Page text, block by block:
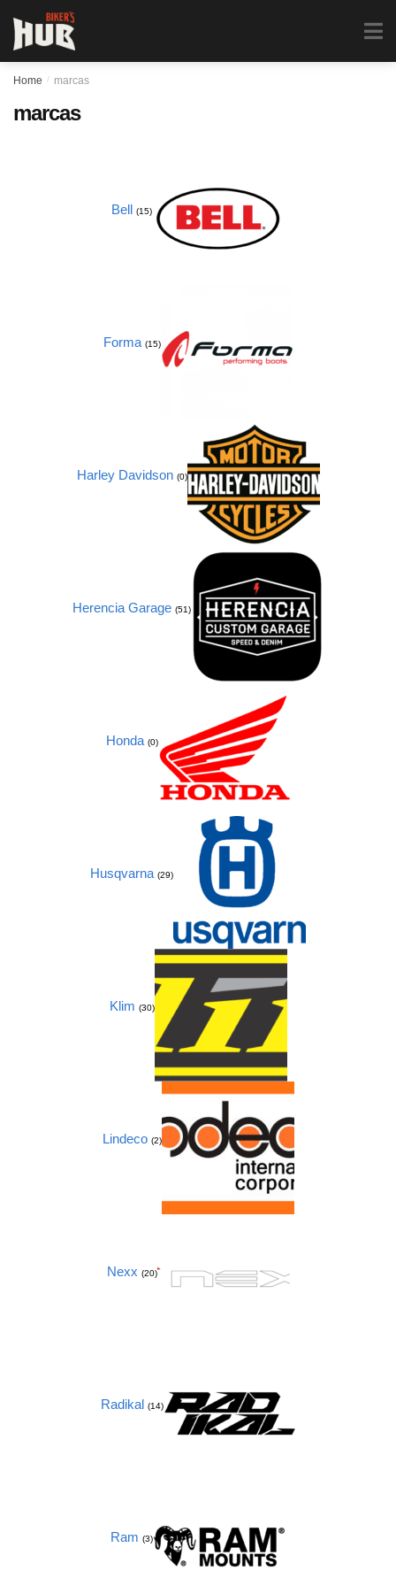
0
Home / marcas
marcas
Bell (15)
Forma (15)
Harley Davidson (0)
Herencia Garage (51)
Honda (0)
Husqvarna (29)
Klim (30)
Lindeco (2)
Nexx (20)
Radikal (14)
Ram (3)